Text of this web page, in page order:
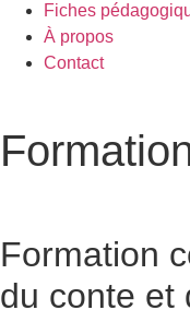
Fiches
À propos
Contact
Formation
du conte et